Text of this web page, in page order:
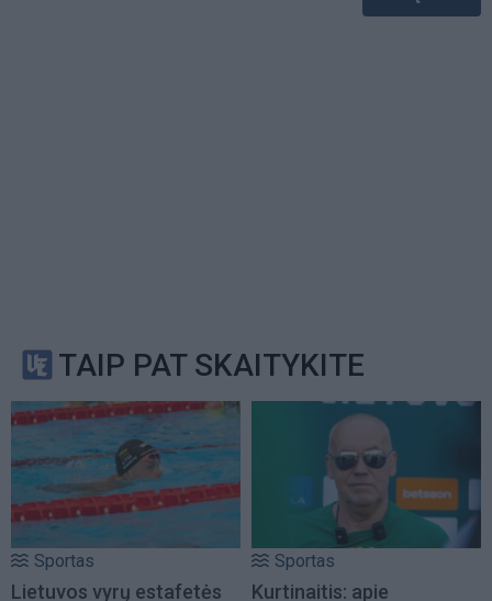
TAIP PAT SKAITYKITE
Sportas
Lietuvos vyrų estafetės
Sportas
Kurtinaitis: apie